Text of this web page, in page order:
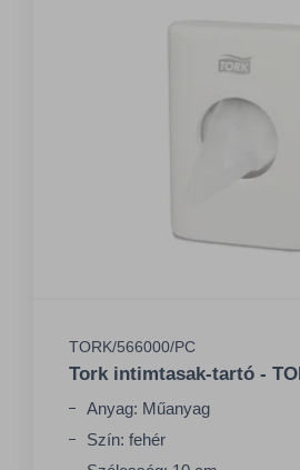
TORK/566000/PC
Tork intimtasak-tartó -
Anyag: Műanyag
Szín: fehér